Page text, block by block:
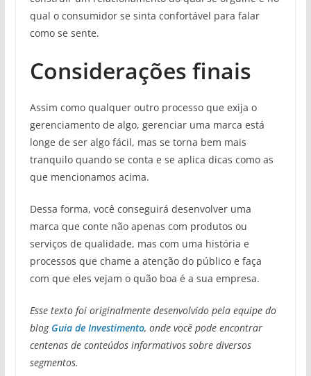
qual o consumidor se sinta confortável para falar
como se sente.
Considerações finais
Assim como qualquer outro processo que exija o
gerenciamento de algo, gerenciar uma marca está
longe de ser algo fácil, mas se torna bem mais
tranquilo quando se conta e se aplica dicas como as
que mencionamos acima.
Dessa forma, você conseguirá desenvolver uma
marca que conte não apenas com produtos ou
serviços de qualidade, mas com uma história e
processos que chame a atenção do público e faça
com que eles vejam o quão boa é a sua empresa.
Esse texto foi originalmente desenvolvido pela equipe do
blog Guia de Investimento, onde você pode encontrar
centenas de conteúdos informativos sobre diversos
segmentos.